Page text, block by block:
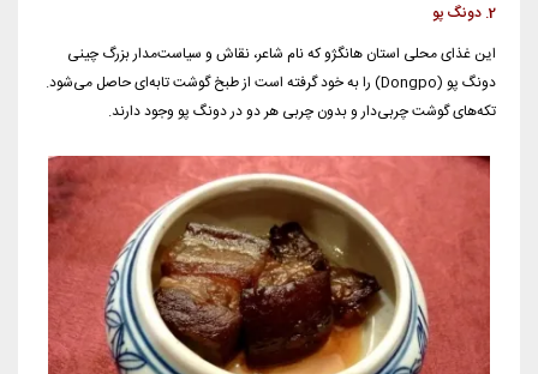
2. دونگ پو
این غذای محلی استان هانگژو که نام شاعر، نقاش و سیاست‌مدار بزرگ چینی
دونگ پو (Dongpo) را به خود گرفته است از طبخ گوشت تابه‌ای حاصل می‌شود.
تکه‌های گوشت چربی‌دار و بدون چربی هر دو در دونگ پو وجود دارند.